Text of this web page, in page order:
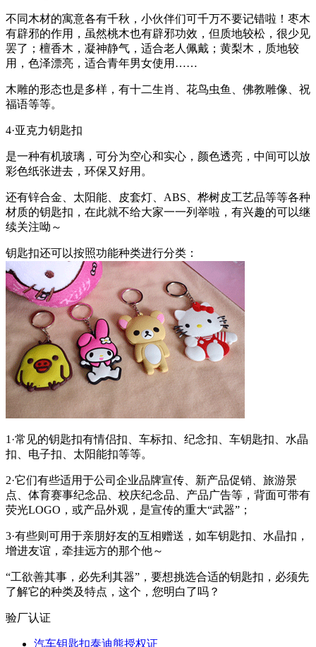
不同木材的寓意各有千秋，小伙伴们可千万不要记错啦！枣木
有辟邪的作用，虽然桃木也有辟邪功效，但质地较松，很少见
罢了；檀香木，凝神静气，适合老人佩戴；黄梨木，质地较
用，色泽漂亮，适合青年男女使用……
木雕的形态也是多样，有十二生肖、花鸟虫鱼、佛教雕像、祝
福语等等。
4·亚克力钥匙扣
是一种有机玻璃，可分为空心和实心，颜色透亮，中间可以放
彩色纸张进去，环保又好用。
还有锌合金、太阳能、皮套灯、ABS、桦树皮工艺品等等各种
材质的钥匙扣，在此就不给大家一一列举啦，有兴趣的可以继
续关注呦～
钥匙扣还可以按照功能种类进行分类：
1·常见的钥匙扣有情侣扣、车标扣、纪念扣、车钥匙扣、水晶
扣、电子扣、太阳能扣等等。
2·它们有些适用于公司企业品牌宣传、新产品促销、旅游景
点、体育赛事纪念品、校庆纪念品、产品广告等，背面可带有
荧光LOGO，或产品外观，是宣传的重大“武器”；
3·有些则可用于亲朋好友的互相赠送，如车钥匙扣、水晶扣，
增进友谊，牵挂远方的那个他～
“工欲善其事，必先利其器”，要想挑选合适的钥匙扣，必须先
了解它的种类及特点，这个，您明白了吗？
验厂认证
汽车钥匙扣泰迪熊授权证